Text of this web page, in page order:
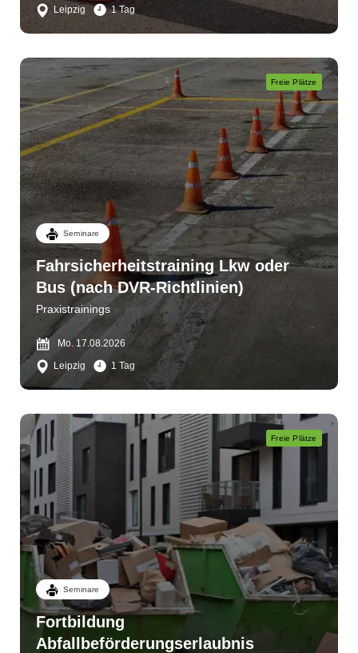
Leipzig
1 Tag
Freie Plätze
Seminare
Fahrsicherheitstraining Lkw oder
Bus (nach DVR-Richtlinien)
Praxistrainings
Mo. 17.08.2026
Leipzig
1 Tag
Freie Plätze
Seminare
Fortbildung
Abfallbeförderungserlaubnis